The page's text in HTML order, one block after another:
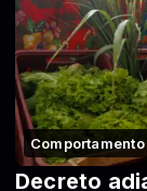
Comportamento
Decreto